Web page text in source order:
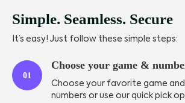
Simple. Seamless. Secure
It’s easy! Just follow these simple steps:
01
Choose your game &
Choose your favorite game
numbers or use our quick pick